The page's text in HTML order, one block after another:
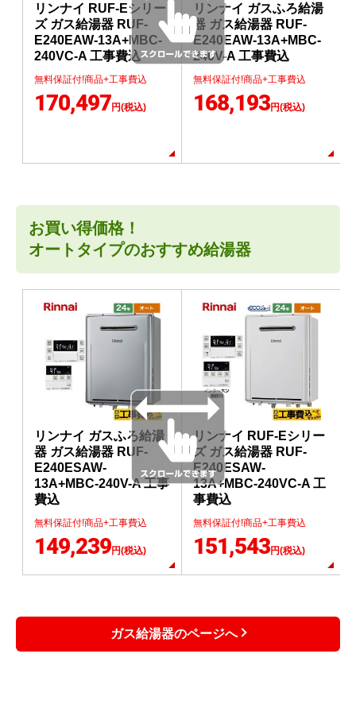
リンナイ RUF-Eシリー
ズ ガス給湯器 RUF-
E240EAW-13A+MBC-
240VC-A 工事費込
無料保証付!商品+工事費込
170,497円(税込)
リンナイ ガスふろ給湯
器 ガス給湯器 RUF-
E240EAW-13A+MBC-
240V-A 工事費込
無料保証付!商品+工事費込
168,193円(税込)
お買い得価格！
オートタイプのおすすめ給湯器
リンナイ ガスふろ給湯
器 ガス給湯器 RUF-
E240ESAW-
13A+MBC-240V-A 工事
費込
無料保証付!商品+工事費込
149,239円(税込)
リンナイ RUF-Eシリー
ズ ガス給湯器 RUF-
E240ESAW-
13A+MBC-240VC-A 工
事費込
無料保証付!商品+工事費込
151,543円(税込)
ガス給湯器のページへ